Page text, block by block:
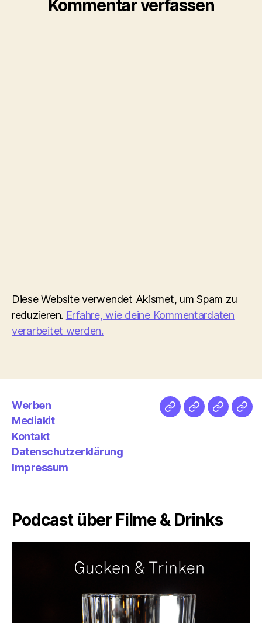
Kommentar verfassen
Diese Website verwendet Akismet, um Spam zu
reduzieren. Erfahre, wie deine Kommentardaten
verarbeitet werden.
Werben
Mediakit
Kontakt
Datenschutzerklärung
Impressum
NetzMedien
Podcast über Filme & Drinks